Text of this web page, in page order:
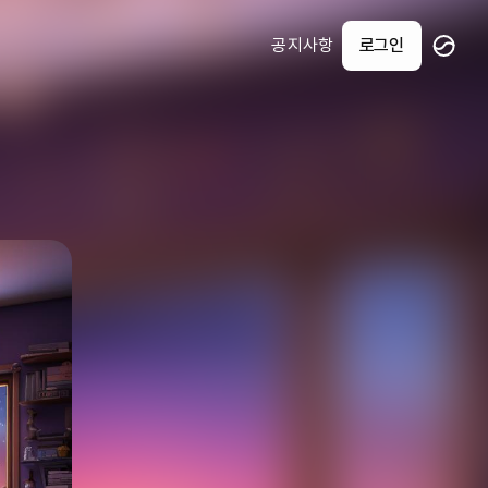
공지사항 로그인